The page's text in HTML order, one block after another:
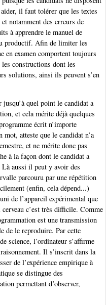
il faut tolérer que les textes
notamment des erreurs de
à apprendre le manuel de
productif. Afin de limiter les
en examen comportent toujours
constructions dont les
solutions, ainsi ils peuvent s’en
quel point le candidat a
et cela mérite déjà quelques
écrit n’importe
atteste que le candidat n’a
et ne mérite donc pas
à la façon dont le candidat a
aussi il peut y avoir des
parcouru par une répétition
(enfin, cela dépend...)
de l’appareil expérimental que
c’est très difficile. Comme
est une transmission
de le reproduire. Par cette
science, l’ordinateur s’affirme
Il s’inscrit dans la
de l’expérience empirique à
se distingue des
permettant d’observer,